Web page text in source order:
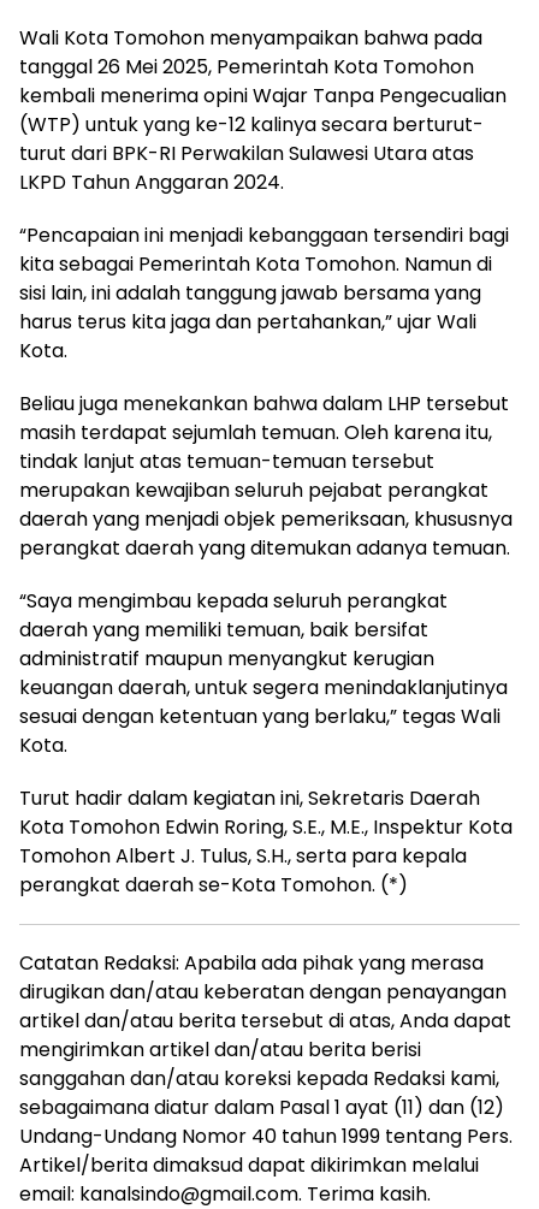
Wali Kota Tomohon menyampaikan bahwa pada
tanggal 26 Mei 2025, Pemerintah Kota Tomohon
kembali menerima opini Wajar Tanpa Pengecualian
(WTP) untuk yang ke-12 kalinya secara berturut-
turut dari BPK-RI Perwakilan Sulawesi Utara atas
LKPD Tahun Anggaran 2024.
“Pencapaian ini menjadi kebanggaan tersendiri bagi
kita sebagai Pemerintah Kota Tomohon. Namun di
sisi lain, ini adalah tanggung jawab bersama yang
harus terus kita jaga dan pertahankan,” ujar Wali
Kota.
Beliau juga menekankan bahwa dalam LHP tersebut
masih terdapat sejumlah temuan. Oleh karena itu,
tindak lanjut atas temuan-temuan tersebut
merupakan kewajiban seluruh pejabat perangkat
daerah yang menjadi objek pemeriksaan, khususnya
perangkat daerah yang ditemukan adanya temuan.
“Saya mengimbau kepada seluruh perangkat
daerah yang memiliki temuan, baik bersifat
administratif maupun menyangkut kerugian
keuangan daerah, untuk segera menindaklanjutinya
sesuai dengan ketentuan yang berlaku,” tegas Wali
Kota.
Turut hadir dalam kegiatan ini, Sekretaris Daerah
Kota Tomohon Edwin Roring, S.E., M.E., Inspektur Kota
Tomohon Albert J. Tulus, S.H., serta para kepala
perangkat daerah se-Kota Tomohon. (*)
Catatan Redaksi: Apabila ada pihak yang merasa
dirugikan dan/atau keberatan dengan penayangan
artikel dan/atau berita tersebut di atas, Anda dapat
mengirimkan artikel dan/atau berita berisi
sanggahan dan/atau koreksi kepada Redaksi kami,
sebagaimana diatur dalam Pasal 1 ayat (11) dan (12)
Undang-Undang Nomor 40 tahun 1999 tentang Pers.
Artikel/berita dimaksud dapat dikirimkan melalui
email: kanalsindo@gmail.com. Terima kasih.